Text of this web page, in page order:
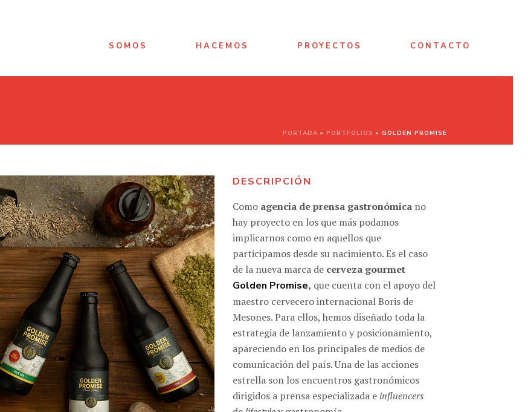
SOMOS HACEMOS PROYECTOS CONTACTO
PORTADA » PORTFOLIOS » GOLDEN PROMISE
DESCRIPCIÓN
Como agencia de prensa gastronómica no
hay proyecto en los que más podamos
implicarnos como en aquellos que
participamos desde su nacimiento. Es el caso
de la nueva marca de cerveza gourmet
Golden Promise, que cuenta con el apoyo del
maestro cervecero internacional Boris de
Mesones. Para ellos, hemos diseñado toda la
estrategia de lanzamiento y posicionamiento,
apareciendo en los principales de medios de
comunicación del país. Una de las acciones
estrella son los encuentros gastronómicos
dirigidos a prensa especializada e influencers